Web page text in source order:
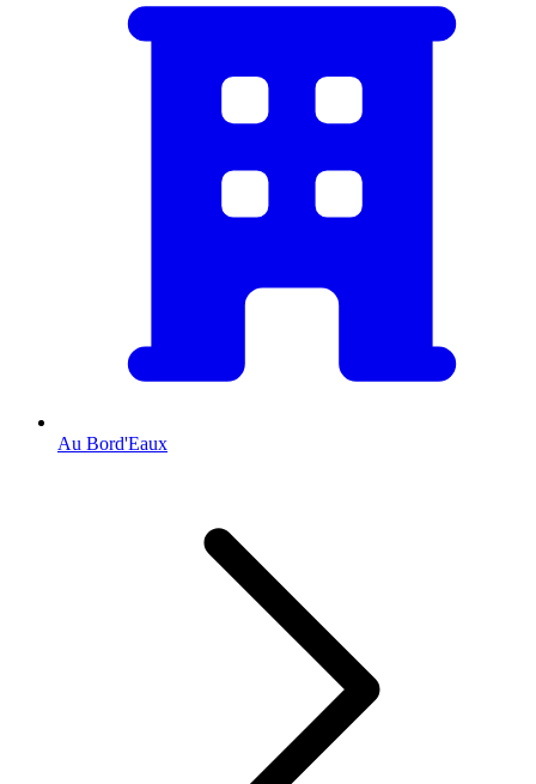
Au Bord'Eaux